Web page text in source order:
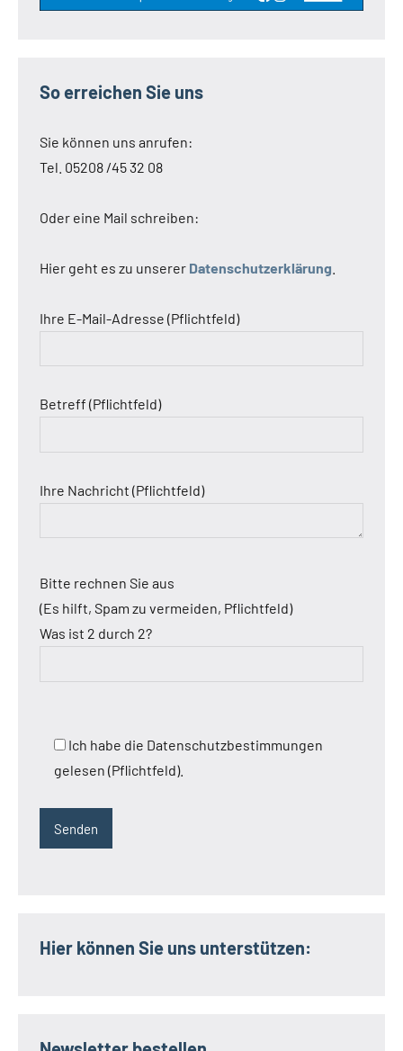
So erreichen Sie uns
Sie können uns anrufen:
Tel. 05208 /45 32 08
Oder eine Mail schreiben:
Hier geht es zu unserer Datenschutzerklärung
Ihre E-Mail-Adresse (Pflichtfeld)
Betreff (Pflichtfeld)
Ihre Nachricht (Pflichtfeld)
Bitte rechnen Sie aus
(Es hilft, Spam zu vermeiden, Pflichtfeld)
Was ist 2 durch 2?
Ich habe die Datenschutzbestimmungen
gelesen (Pflichtfeld).
Hier können Sie uns unterstützen: